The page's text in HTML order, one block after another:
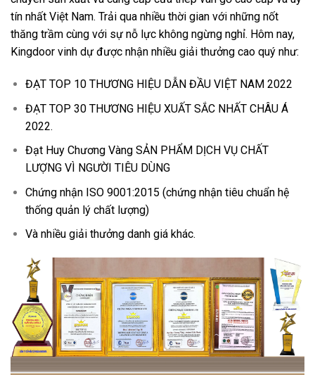
tín nhất Việt Nam. Trải qua nhiều thời gian với những nốt
thăng trầm cùng với sự nỗ lực không ngừng nghỉ. Hôm nay,
Kingdoor vinh dự được nhận nhiều giải thưởng cao quý như:
ĐẠT TOP 10 THƯƠNG HIỆU DẪN ĐẦU VIỆT NAM 2022
ĐẠT TOP 30 THƯƠNG HIỆU XUẤT SẮC NHẤT CHÂU Á
2022.
Đạt Huy Chương Vàng SẢN PHẨM DỊCH VỤ CHẤT
LƯỢNG VÌ NGƯỜI TIÊU DÙNG
Chứng nhận ISO 9001:2015 (chứng nhận tiêu chuẩn hệ
thống quản lý chất lượng)
Và nhiều giải thưởng danh giá khác.